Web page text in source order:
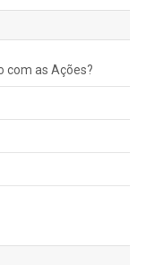
com as Ações?